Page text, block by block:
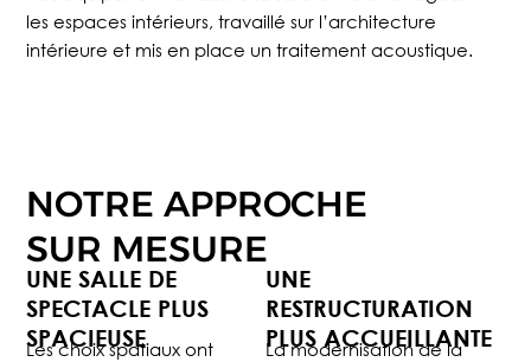
les espaces intérieurs, travaillé sur l’architecture
intérieure et mis en place un traitement acoustique.
NOTRE APPROCHE
SUR MESURE
UNE SALLE DE
SPECTACLE PLUS
SPACIEUSE
Les choix spatiaux ont
UNE
RESTRUCTURATION
PLUS ACCUEILLANTE
La modernisation de la